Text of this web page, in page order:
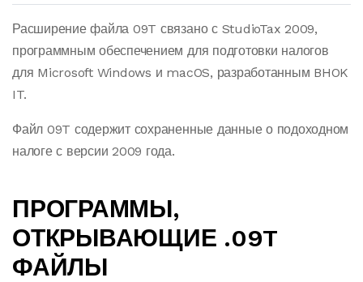
Расширение файла 09T связано с StudioTax 2009,
программным обеспечением для подготовки налогов
для Microsoft Windows и macOS, разработанным BHOK
IT.
Файл 09T содержит сохраненные данные о подоходном
налоге с версии 2009 года.
ПРОГРАММЫ,
ОТКРЫВАЮЩИЕ .09T
ФАЙЛЫ